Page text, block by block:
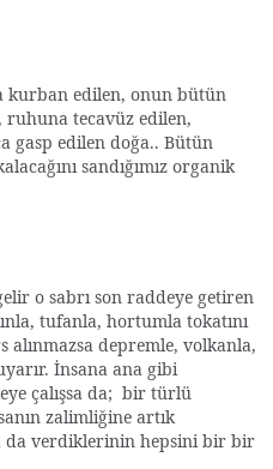
kurban edilen, onun bütün
ruhuna tecavüz edilen,
gasp edilen doğa.. Bütün
sandığımız organik
o sabrı son raddeye getiren
tufanla, hortumla tokatını
alınmazsa depremle, volkanla,
İnsana ana gibi
çalışsa da; bir türlü
zalimliğine artık
da verdiklerinin hepsini bir bir